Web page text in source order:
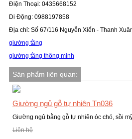
Điện Thoại: 0435668152
Di Động: 0988197858
Địa chỉ: Số 67/116 Nguyễn Xiển - Thanh
giường tầng
giường tầng thông minh
Sản phẩm liên quan:
Giường ngủ gỗ tự nhiên Tn036
Giường ngủ bằng gỗ tự nhiên óc chó, sồi
Liên hệ